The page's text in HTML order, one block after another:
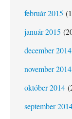
február 2015
január 2015
december 2014
november 2014
október 2014
september